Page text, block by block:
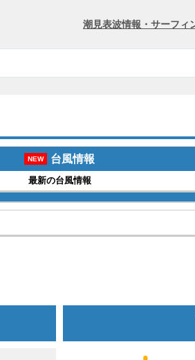
潮見表波情報・サーフィ
NEW 台風情報
最新の台風情報